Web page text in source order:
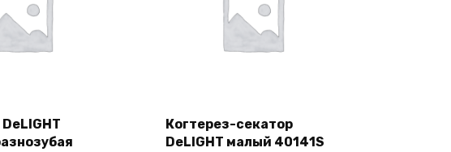
Когтерез-секатор
DeLIGHT малый 40141S